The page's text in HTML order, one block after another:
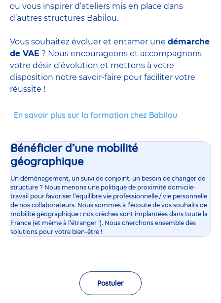
ou vous inspirer d’ateliers mis en place dans
d’autres structures Babilou.
Vous souhaitez évoluer et entamer une démarche
de VAE ? Nous encourageons et accompagnons
votre désir d’évolution et mettons à votre
disposition notre savoir-faire pour faciliter votre
réussite !
En savoir plus sur la formation chez Babilou
Bénéficier d’une mobilité
géographique
Un déménagement, un suivi de conjoint, un besoin de changer de
structure ? Nous menons une politique de proximité domicile-
travail pour favoriser l’équilibre vie professionnelle / vie personnelle
de nos collaborateurs. Nous sommes à l’écoute de vos souhaits de
mobilité géographique : nos crèches sont implantées dans toute la
France (et même à l’étranger !). Nous cherchons ensemble des
solutions pour votre bien-être !
Postuler